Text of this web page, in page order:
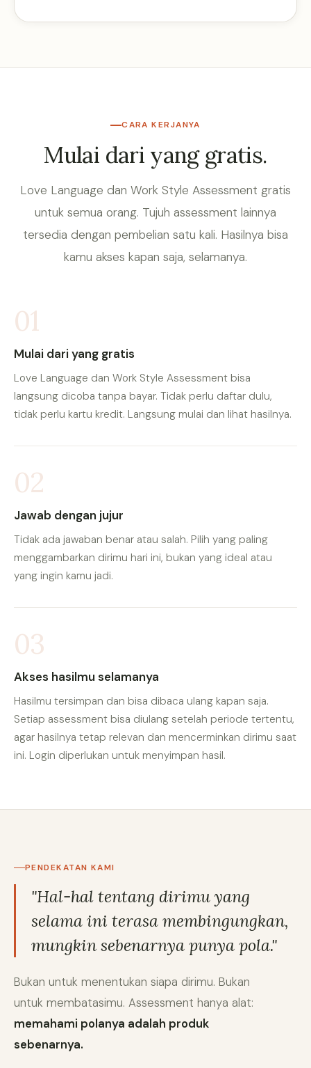
CARA KERJANYA
Mulai dari yang gratis.
Love Language dan Work Style Assessment gratis
untuk semua orang. Tujuh assessment lainnya
tersedia dengan pembelian satu kali. Hasilnya bisa
kamu akses kapan saja, selamanya.
01
Mulai dari yang gratis
Love Language dan Work Style Assessment bisa
langsung dicoba tanpa bayar. Tidak perlu daftar dulu,
tidak perlu kartu kredit. Langsung mulai dan lihat hasilnya.
02
Jawab dengan jujur
Tidak ada jawaban benar atau salah. Pilih yang paling
menggambarkan dirimu hari ini, bukan yang ideal atau
yang ingin kamu jadi.
03
Akses hasilmu selamanya
Hasilmu tersimpan dan bisa dibaca ulang kapan saja.
Setiap assessment bisa diulang setelah periode tertentu,
agar hasilnya tetap relevan dan mencerminkan dirimu saat
ini. Login diperlukan untuk menyimpan hasil.
PENDEKATAN KAMI
"Hal-hal tentang dirimu yang
selama ini terasa membingungkan,
mungkin sebenarnya punya pola."
Bukan untuk menentukan siapa dirimu. Bukan
untuk membatasimu. Assessment hanya alat:
memahami polanya adalah produk
sebenarnya.